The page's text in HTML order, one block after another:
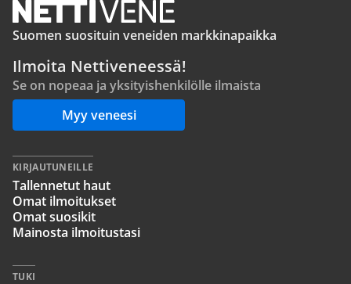
Suomen suosituin veneiden markkinapaikka
Ilmoita Nettiveneessä!
Se on nopeaa ja yksityishenkilölle ilmaista
Myy veneesi
KIRJAUTUNEILLE
Tallennetut haut
Omat ilmoitukset
Omat suosikit
Mainosta ilmoitustasi
TUKI